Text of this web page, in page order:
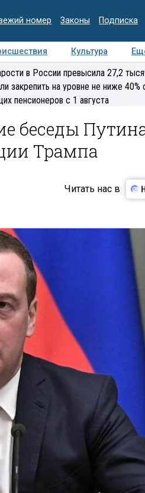
номер Законы Подписка
Культура
Интервью
в России превысила 27,2
закрепить на уровне не ниже 40%
пенсионеров с 1 августа
беседы
Трампа
Читать нас в